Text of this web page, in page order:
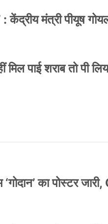
मंत्री पीयूष
पाई शराब तो पी
‘गोदान’ का पोस्टर